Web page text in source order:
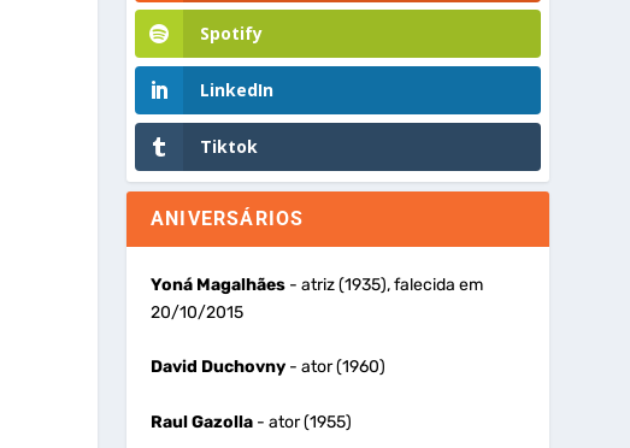
Spotify
LinkedIn
Tiktok
ANIVERSÁRIOS
Yoná Magalhães- atriz (1935), falecida em
20/10/2015
David Duchovny- ator (1960)
Raul Gazolla- ator (1955)